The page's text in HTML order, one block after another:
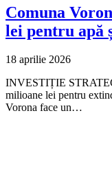
Comuna
lei pentru apă
18 aprilie 2026
INVESTIȚIE
milioane lei pentru
Vorona face un…